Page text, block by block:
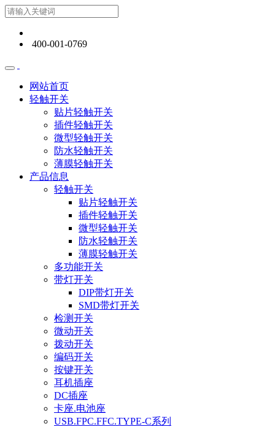
400-001-0769
网站首页
轻触开关
贴片轻触开关
插件轻触开关
微型轻触开关
防水轻触开关
薄膜轻触开关
产品信息
轻触开关
贴片轻触开关
插件轻触开关
微型轻触开关
防水轻触开关
薄膜轻触开关
多功能开关
带灯开关
DIP带灯开关
SMD带灯开关
检测开关
微动开关
拨动开关
编码开关
按键开关
耳机插座
DC插座
卡座.电池座
USB.FPC.FFC.TYPE-C系列